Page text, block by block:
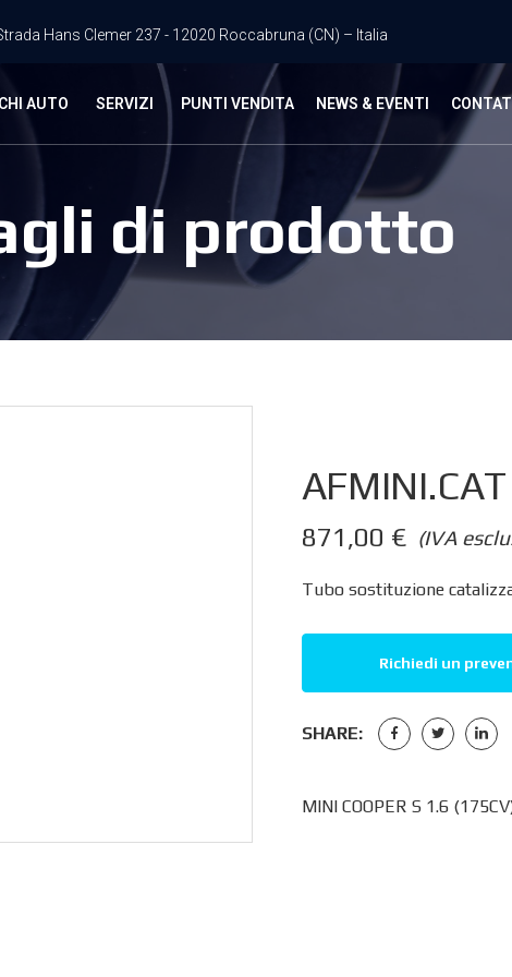
Hans Clemer 237 - 12020 Roccabruna (CN) – Italia
AUTO SERVIZI PUNTI VENDITA NEWS & EVENTI
di prodotto
AFMINI.CAT
(IVA
871,00 €
Tubo sostituzione
Richiedi un
SHARE:
MINI COOPER S 1.6